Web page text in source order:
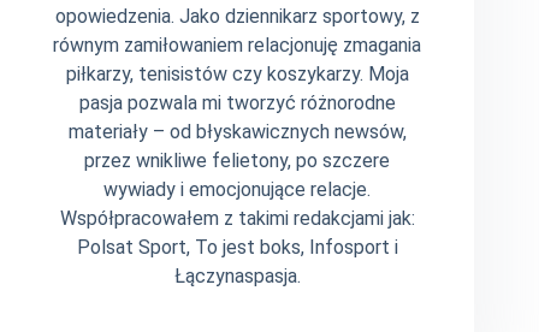
opowiedzenia. Jako dziennikarz sportowy, z
równym zamiłowaniem relacjonuję zmagania
piłkarzy, tenisistów czy koszykarzy. Moja
pasja pozwala mi tworzyć różnorodne
materiały – od błyskawicznych newsów,
przez wnikliwe felietony, po szczere
wywiady i emocjonujące relacje.
Współpracowałem z takimi redakcjami jak:
Polsat Sport, To jest boks, Infosport i
Łączynaspasja.